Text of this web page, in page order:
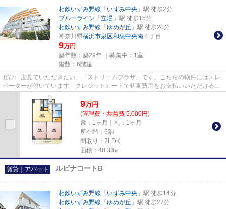
相鉄いずみ野線 「 いずみ中央 」駅 徒歩2分
ブルーライン 「 立場 」駅 徒歩15分
相鉄いずみ野線 「 ゆめが丘 」駅 徒歩20分
神奈川県横浜市泉区和泉中央南 ４丁目
9万円
築年数：築29年 ｜募集中： 1室
階数：6階建
ぜひ一度見ていただきたい、「ストリームプラザ」です。こちらの物件にはエレ
ベーターが付いています。クレジットカードで初期費用をお支払いいただける物
件です。外観タイル張りは、...
9万円
(管理費・共益費 5,000円)
敷：1ヶ月｜礼：1ヶ月
所在階：6階
間取り：2LDK
面積：48.33㎡
賃貸｜アパート ルピナコートB
相鉄いずみ野線 「 いずみ中央 」駅 徒歩14分
相鉄いずみ野線 「 ゆめが丘 」駅 徒歩27分